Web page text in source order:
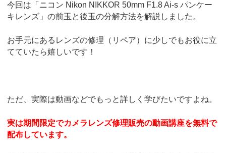
今回は「ニコン Nikon NIKKOR 50mm F1.8 Ai-s パンケー
キレンズ」の前玉と後玉の分解方法を解説しました。
お手元にあるレンズの修理（リペア）に少しでもお役に立
てていたら嬉しいです！
ただ、実際は動画などでもっと詳しく学びたいですよね。
実は期間限定でカメラレンズ修理販売の動画講座を無料で
配布しています。